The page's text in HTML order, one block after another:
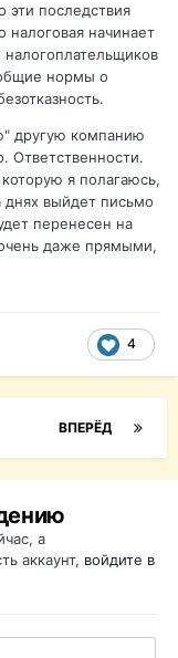
эти последствия
налоговая начинает
налогоплательщиков
нормы о
другую компанию
Ответственности.
я полагаюсь,
днях выйдет письмо
перенесен на
даже прямыми,
4
ВПЕРЁД
а
аккаунт, войдите в